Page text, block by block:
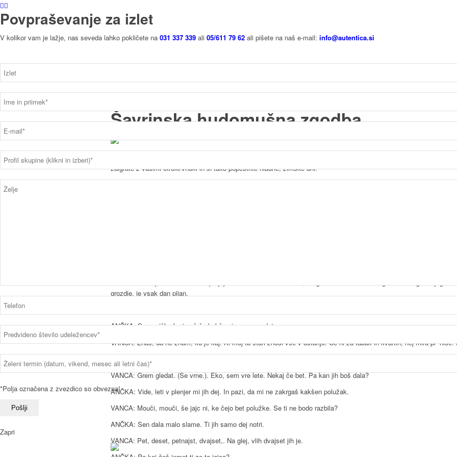
Povpraševanje za izlet
V kolikor vam je lažje, nas seveda lahko pokličete na 031 337 339 ali 05/611 79 62 ali pišete na naš e-mail: info@autentica.si
*Polja označena z zvezdico so obvezna!
Zapri
Domov>Uncategorized
Šavrinska hudomušna zgodba
zaigrate z vašimi otroki/vnuki in si tako popestrite hladne, zimske dni.
grozdje, je vsak dan pijan.
ANČKA: Sem prišla, ku imaš še kakšno jece za prodat.
VANCA: Znaš, da ne znam, ku je kaj. Ki moj ta stari znosi vse v uštarijo. Če ni za tabak in kvartin, nej mira pr’
VANCA: Grem gledat. (Se vrne.). Eko, sem vre lete. Nekaj če bet. Pa kan jih boš dala?
ANČKA: Vide, leti v plenjer mi jih dej. In pazi, da mi ne zakrgaš kakšen polužak.
VANCA: Mouči, mouči, še jajc ni, ke čejo bet polužke. Se ti ne bodo razbila?
ANČKA: Sen dala malo slame. Ti jih samo dej notri.
VANCA: Pet, deset, petnajst, dvajset,. Na glej, vlih dvajset jih je.